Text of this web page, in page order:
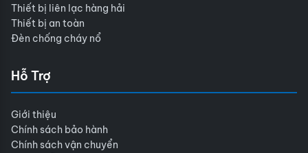
Thiết bị liên lạc hàng hải
Thiết bị an toàn
Đèn chống cháy nổ
Hỗ Trợ
Giới thiệu
Chính sách bảo hành
Chính sách vận chuyển